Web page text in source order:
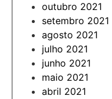
outubro 2021
setembro 2021
agosto 2021
julho 2021
junho 2021
maio 2021
abril 2021